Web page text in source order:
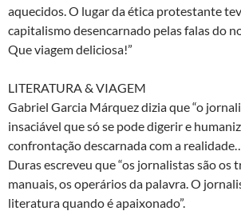
aquecidos. O lugar da ética protestante
capitalismo desencarnado pelas falas do
Que viagem deliciosa!”
LITERATURA & VIAGEM
Gabriel Garcia Márquez dizia que “o
insaciável que só se pode digerir e
confrontação descarnada com a
Duras escreveu que “os jornalistas são os
manuais, os operários da palavra. O
literatura quando é apaixonado”.